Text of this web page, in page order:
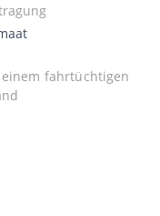
fahrtüchtigen